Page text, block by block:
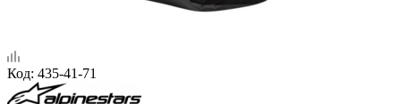
Код: 435-41-71